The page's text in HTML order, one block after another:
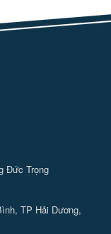
Đức Trọng
TP Hải Dương,